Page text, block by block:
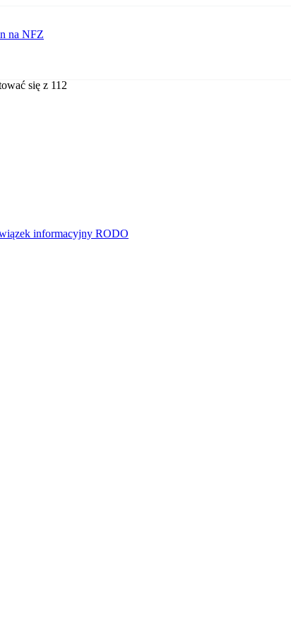
na NFZ
się z 112
informacyjny RODO